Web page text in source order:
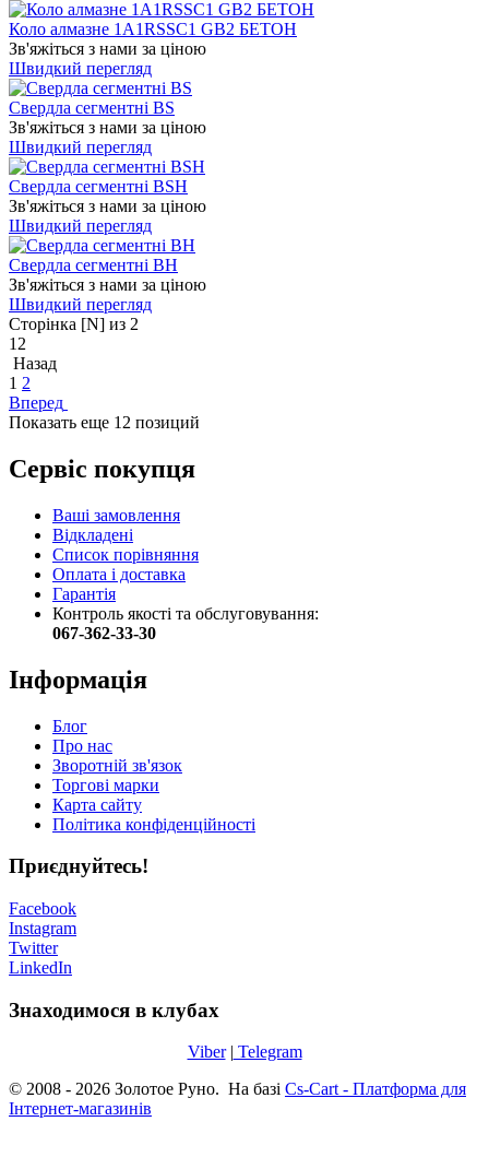
Коло алмазне 1A1RSSС1 GB2 БЕТОН
Зв'яжіться з нами за ціною
Швидкий перегляд
Свердла сегментні BS
Зв'яжіться з нами за ціною
Швидкий перегляд
Свердла сегментні BSH
Зв'яжіться з нами за ціною
Швидкий перегляд
Свердла сегментні ВН
Зв'яжіться з нами за ціною
Швидкий перегляд
Сторінка [N] из 2
12
Назад
1 2
Вперед
Показать еще 12 позиций
Сервіс покупця
Ваші замовлення
Відкладені
Список порівняння
Оплата і доставка
Гарантія
Контроль якості та обслуговування:
067-362-33-30
Інформація
Блог
Про нас
Зворотній зв'язок
Торгові марки
Карта сайту
Політика конфіденційності
Приєднуйтесь!
Facebook
Instagram
Twitter
LinkedIn
Знаходимося в клубах
Viber| Telegram
© 2008 - 2026 Золотое Руно. На базі Cs-Cart - Платформа для
Інтернет-магазинів